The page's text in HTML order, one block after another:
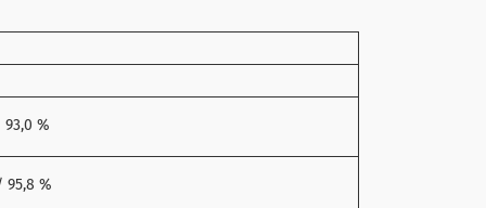
93,0 %
95,8 %